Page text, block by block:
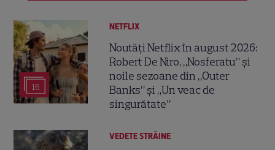
16
NETFLIX
Noutăți Netflix în august 2026:
Robert De Niro, „Nosferatu” și
noile sezoane din „Outer
Banks” și „Un veac de
singurătate”
VEDETE STRĂINE